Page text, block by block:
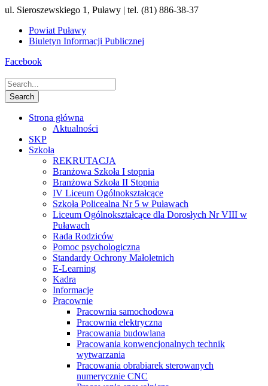
ul. Sieroszewskiego 1, Puławy | tel. (81) 886-38-37
Powiat Puławy
Biuletyn Informacji Publicznej
Facebook
Strona główna
Aktualności
SKP
Szkoła
REKRUTACJA
Branżowa Szkoła I stopnia
Branżowa Szkoła II Stopnia
IV Liceum Ogólnokształcące
Szkoła Policealna Nr 5 w Puławach
Liceum Ogólnokształcące dla Dorosłych Nr VIII w
Puławach
Rada Rodziców
Pomoc psychologiczna
Standardy Ochrony Małoletnich
E-Learning
Kadra
Informacje
Pracownie
Pracownia samochodowa
Pracownia elektryczna
Pracowania budowlana
Pracowania konwencjonalnych technik
wytwarzania
Pracowania obrabiarek sterowanych
numerycznie CNC